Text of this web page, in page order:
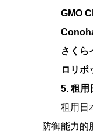
GMO
さくら
ロリポ
5. 租用
租用日
防御能力的